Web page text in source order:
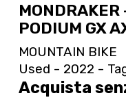
MONDRAKER
PODIUM GX
MOUNTAIN BIKE
Used - 2022 -
Acquista